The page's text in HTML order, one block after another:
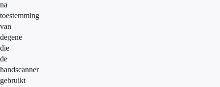
na
toestemming
van
degene
die
de
handscanner
gebruikt